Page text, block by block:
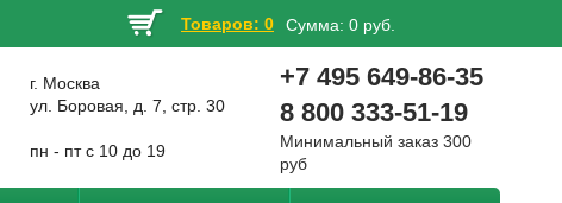
Товаров: 0 Сумма: 0 руб.
г. Москва
ул. Боровая, д. 7, стр. 30
пн - пт с 10 до 19
+7 495 649-86-35
8 800 333-51-19
Минимальный заказ 300
руб